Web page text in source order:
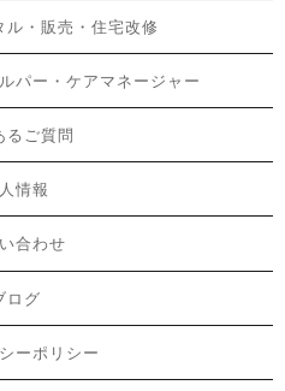
・販売・住宅改修
パー・ケアマネージャー
るご質問
情報
合わせ
ログ
ーポリシー